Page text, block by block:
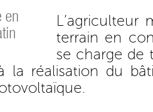
en
L’agriculteur
terrain en
se charge de
la réalisation du